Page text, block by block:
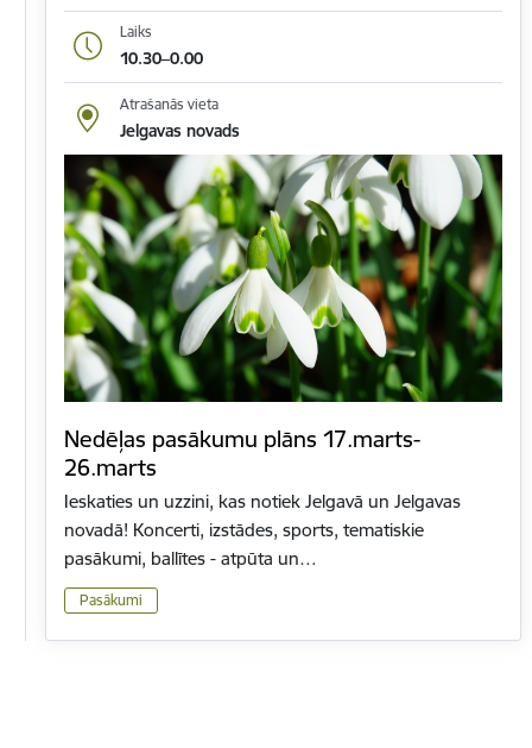
Laiks
10.30–0.00
Atrašanās vieta
Jelgavas novads
Nedēļas pasākumu plāns 17.marts-
26.marts
Ieskaties un uzzini, kas notiek Jelgavā un Jelgavas
novadā! Koncerti, izstādes, sports, tematiskie
pasākumi, ballītes - atpūta un…
Pasākumi